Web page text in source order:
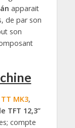
apparait
de par son
son
MK3,
12,3’’
compte